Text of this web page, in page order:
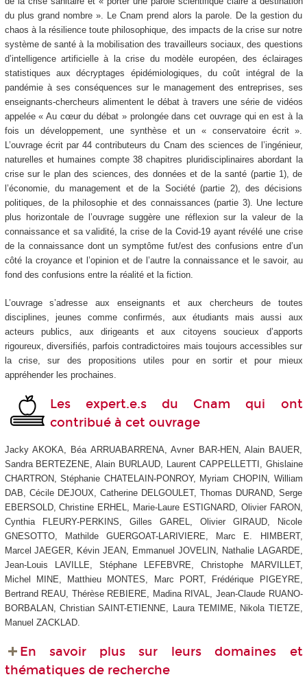
du plus grand nombre ». Le Cnam prend alors la parole. De la gestion du
chaos à la résilience toute philosophique, des impacts de la crise sur notre
système de santé à la mobilisation des travailleurs sociaux, des questions
d’intelligence artificielle à la crise du modèle européen, des éclairages
statistiques aux décryptages épidémiologiques, du coût intégral de la
pandémie à ses conséquences sur le management des entreprises, ses
enseignants-chercheurs alimentent le débat à travers une série de vidéos
appelée « Au cœur du débat » prolongée dans cet ouvrage qui en est à la
fois un développement, une synthèse et un « conservatoire écrit ».
L’ouvrage écrit par 44 contributeurs du Cnam des sciences de l’ingénieur,
naturelles et humaines compte 38 chapitres pluridisciplinaires abordant la
crise sur le plan des sciences, des données et de la santé (partie 1), de
l’économie, du management et de la Société (partie 2), des décisions
politiques, de la philosophie et des connaissances (partie 3). Une lecture
plus horizontale de l’ouvrage suggère une réflexion sur la valeur de la
connaissance et sa validité, la crise de la Covid-19 ayant révélé une crise
de la connaissance dont un symptôme fut/est des confusions entre d’un
côté la croyance et l’opinion et de l’autre la connaissance et le savoir, au
fond des confusions entre la réalité et la fiction.
L’ouvrage s’adresse aux enseignants et aux chercheurs de toutes
disciplines, jeunes comme confirmés, aux étudiants mais aussi aux
acteurs publics, aux dirigeants et aux citoyens soucieux d’apports
rigoureux, diversifiés, parfois contradictoires mais toujours accessibles sur
la crise, sur des propositions utiles pour en sortir et pour mieux
appréhender les prochaines.
Les expert.e.s du Cnam qui ont
contribué à cet ouvrage
Jacky AKOKA, Béa ARRUABARRENA, Avner BAR-HEN, Alain BAUER,
Sandra BERTEZENE, Alain BURLAUD, Laurent CAPPELLETTI, Ghislaine
CHARTRON, Stéphanie CHATELAIN-PONROY, Myriam CHOPIN, William
DAB, Cécile DEJOUX, Catherine DELGOULET, Thomas DURAND, Serge
EBERSOLD, Christine ERHEL, Marie-Laure ESTIGNARD, Olivier FARON,
Cynthia FLEURY-PERKINS, Gilles GAREL, Olivier GIRAUD, Nicole
GNESOTTO, Mathilde GUERGOAT-LARIVIERE, Marc E. HIMBERT,
Marcel JAEGER, Kévin JEAN, Emmanuel JOVELIN, Nathalie LAGARDE,
Jean-Louis LAVILLE, Stéphane LEFEBVRE, Christophe MARVILLET,
Michel MINE, Matthieu MONTES, Marc PORT, Frédérique PIGEYRE,
Bertrand REAU, Thérèse REBIERE, Madina RIVAL, Jean-Claude RUANO-
BORBALAN, Christian SAINT-ETIENNE, Laura TEMIME, Nikola TIETZE,
Manuel ZACKLAD.
En savoir plus sur leurs domaines et
thématiques de recherche